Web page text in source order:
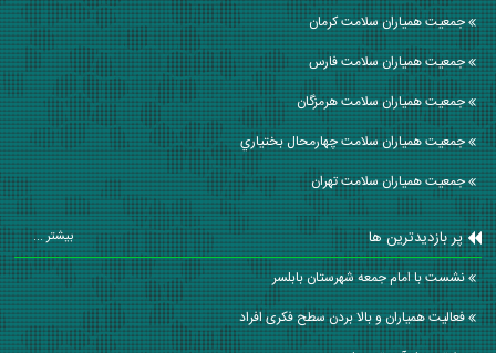
جمعیت همیاران سلامت كرمان
جمعیت همیاران سلامت فارس
جمعیت همیاران سلامت هرمزگان
جمعیت همیاران سلامت چهارمحال بختياري
جمعیت همیاران سلامت تهران
پر بازدیدترین ها بیشتر ...
نشست با امام جمعه شهرستان بابلسر
فعالیت همیاران و بالا بردن سطح فکری افراد